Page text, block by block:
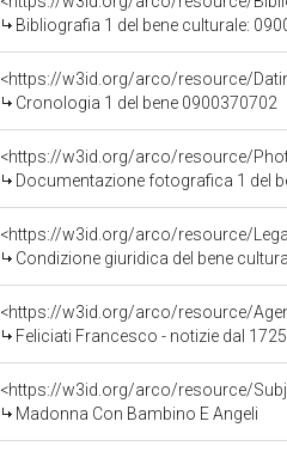
Bibliografia 1 del bene culturale:
<https://w3id.org/arco/resource/
Cronologia 1 del bene 0900370702
<https://w3id.org/arco/resource/
Documentazione fotografica 1 del
<https://w3id.org/arco/resource/
Condizione giuridica del bene
<https://w3id.org/arco/resource/
Feliciati Francesco - notizie dal 1725
<https://w3id.org/arco/resource/
Madonna Con Bambino E Angeli